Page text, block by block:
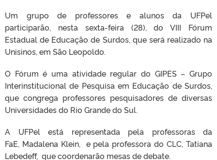
Um grupo de professores e alunos da UFPel
participarão, nesta sexta-feira (28), do VIII Fórum
Estadual de Educação de Surdos, que será realizado na
Unisinos, em São Leopoldo.
O Fórum é uma atividade regular do GIPES – Grupo
Interinstitucional de Pesquisa em Educação de Surdos,
que congrega professores pesquisadores de diversas
Universidades do Rio Grande do Sul.
A UFPel está representada pela professoras da
FaE, Madalena Klein, e pela professora do CLC, Tatiana
Lebedeff, que coordenarão mesas de debate.